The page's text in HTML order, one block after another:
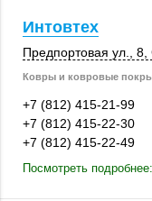
Интовтех
Предпортовая ул., 8
Ковры и ковровые
+7 (812) 415-21-99
+7 (812) 415-22-30
+7 (812) 415-22-49
Посмотреть